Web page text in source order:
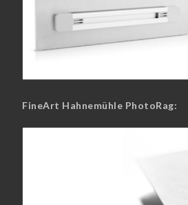
FineArt Hahnemühle PhotoRag: